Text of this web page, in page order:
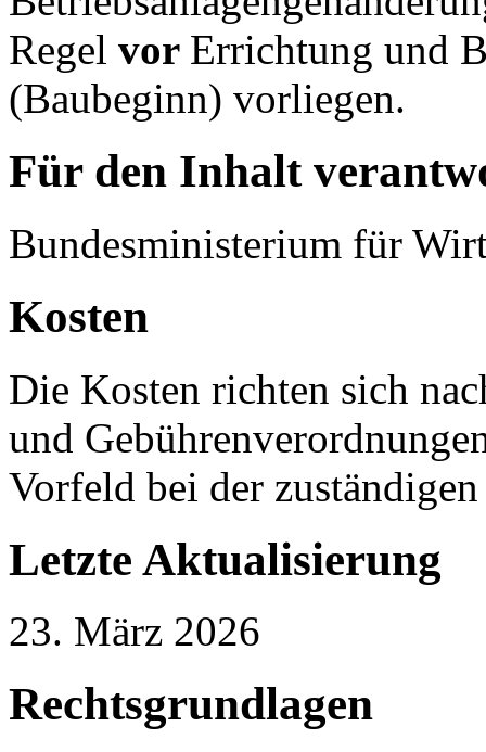
Regel vor Errichtung und
(Baubeginn) vorliegen.
Für den Inhalt
Bundesministerium für
Kosten
Die Kosten richten sich
und
Vorfeld bei der
Letzte Aktualisierung
23. März 2026
Rechtsgrundlagen